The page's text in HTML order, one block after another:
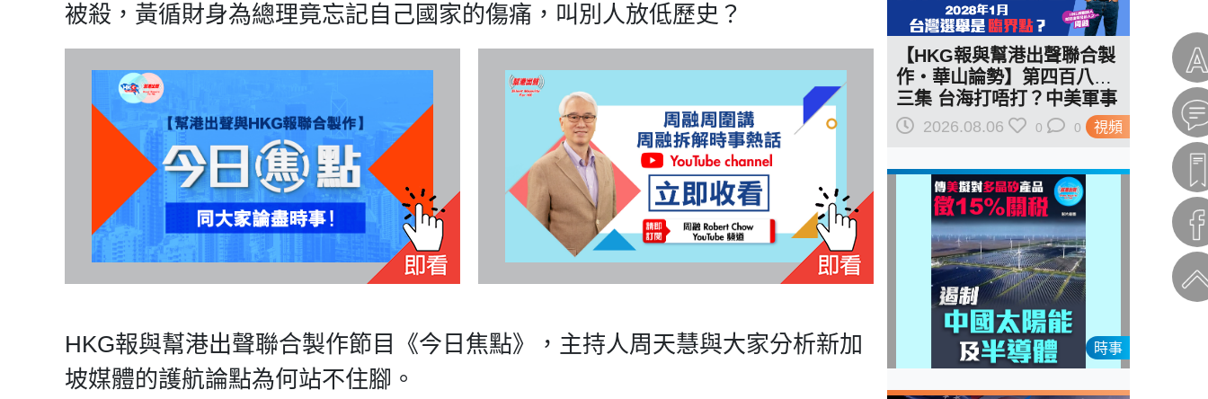
被殺，黃循財身為總理竟忘記自己國家的傷痛，叫別人放低歷史？
HKG報與幫港出聲聯合製作節目《今日焦點》，主持人周天慧與大家分析新加
坡媒體的護航論點為何站不住腳。
視頻
【HKG報與幫港出聲聯合製
作‧華山論勢】第四百八十
三集 台海打唔打？中美軍事
已全面部署 2028年1月台灣
2026.08.06 0 0
時事